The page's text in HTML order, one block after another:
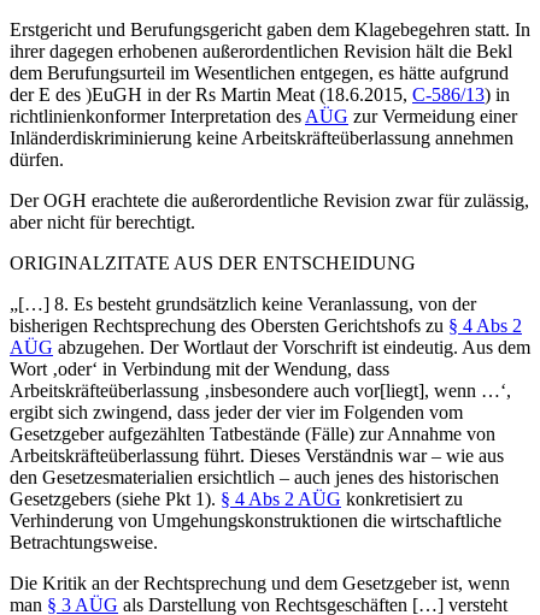
Erstgericht und Berufungsgericht gaben dem Klagebegehren statt. In
ihrer dagegen erhobenen außerordentlichen Revision hält die Bekl
dem Berufungsurteil im Wesentlichen entgegen, es hätte aufgrund
der E des )EuGH in der Rs Martin Meat (18.6.2015, C-586/13) in
richtlinienkonformer Interpretation des AÜG zur Vermeidung einer
Inländerdiskriminierung keine Arbeitskräfteüberlassung annehmen
dürfen.
Der OGH erachtete die außerordentliche Revision zwar für zulässig,
aber nicht für berechtigt.
ORIGINALZITATE AUS DER ENTSCHEIDUNG
„[…] 8. Es besteht grundsätzlich keine Veranlassung, von der
bisherigen Rechtsprechung des Obersten Gerichtshofs zu § 4 Abs 2
AÜG abzugehen. Der Wortlaut der Vorschrift ist eindeutig. Aus dem
Wort ‚oder‘ in Verbindung mit der Wendung, dass
Arbeitskräfteüberlassung ‚insbesondere auch vor[liegt], wenn …‘,
ergibt sich zwingend, dass jeder der vier im Folgenden vom
Gesetzgeber aufgezählten Tatbestände (Fälle) zur Annahme von
Arbeitskräfteüberlassung führt. Dieses Verständnis war – wie aus
den Gesetzesmaterialien ersichtlich – auch jenes des historischen
Gesetzgebers (siehe Pkt 1). § 4 Abs 2 AÜG konkretisiert zu
Verhinderung von Umgehungskonstruktionen die wirtschaftliche
Betrachtungsweise.
Die Kritik an der Rechtsprechung und dem Gesetzgeber ist, wenn
man § 3 AÜG als Darstellung von Rechtsgeschäften […] versteht